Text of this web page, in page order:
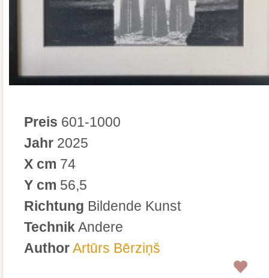
Preis 601-1000
Jahr 2025
X cm 74
Y cm 56,5
Richtung Bildende Kunst
TechnikAndere
AuthorArtūrs Bērziņš